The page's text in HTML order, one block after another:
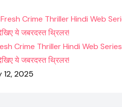
Crime Thriller Hindi Web Series
ये जबरदस्त थ्रिलर!
12, 2025